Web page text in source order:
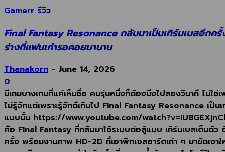
Gamerr รีวิว
Final Fantasy Resonance กลับมาเป็นเทิร์นเบสอีกครั้
ร่างที่แฟนเก่ารอคอยมานาน
Thanakorn - June 14, 2026
0
มีเกมบางเกมที่แค่เห็นชื่อ คนรุ่นหนึ่งก็ต้องนิ่งไปสองวินาที ไม่ใช่เ
ไม่รู้จักแต่เพราะรู้จักดีเกินไป Final Fantasy Resonance เป็น
แบบนั้น https://www.youtube.com/
คือ Final Fantasy ที่กลับมาใช้ระบบต่อสู้แบบ เทิร์นเบสเต็มตัว
ครั้ง พร้อมงานภาพ HD-2D ที่เอาพิกเซลอาร์ตเก่า ๆ มาขัดเงา